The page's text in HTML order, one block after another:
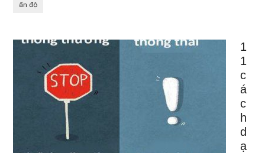
ấn độ
1
1
c
á
c
h
d
ạ